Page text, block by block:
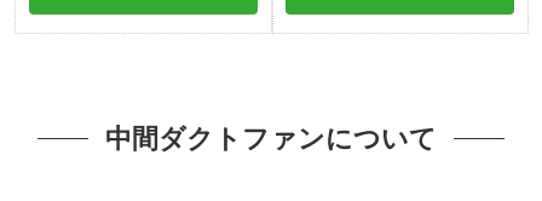
中間ダクトファンについて